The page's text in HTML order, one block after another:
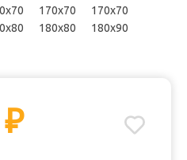
170x70
170x70
180x80
180x90
₽